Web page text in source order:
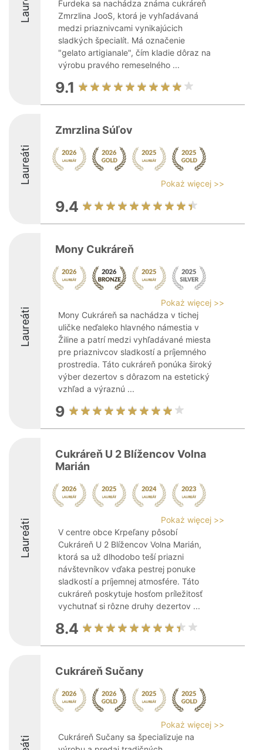
Furdeka sa nachádza známa cukráreň
Zmrzlina JooS, ktorá je vyhľadávaná
medzi priaznivcami vynikajúcich
sladkých špecialít. Má označenie
"gelato artigianale", čím kladie dôraz na
výrobu pravého remeselného ...
9.1
Laureáti
Zmrzlina Súľov
Pokaż więcej >>
9.4
Laureáti
Mony Cukráreň
Pokaż więcej >>
Mony Cukráreň sa nachádza v tichej
uličke neďaleko hlavného námestia v
Žiline a patrí medzi vyhľadávané miesta
pre priaznivcov sladkostí a príjemného
prostredia. Táto cukráreň ponúka široký
výber dezertov s dôrazom na estetický
vzhľad a výraznú ...
9
Laureáti
Cukráreň U 2 Blížencov Volna
Marián
Pokaż więcej >>
V centre obce Krpeľany pôsobí
Cukráreň U 2 Blížencov Volna Marián,
ktorá sa už dlhodobo teší priazni
návštevníkov vďaka pestrej ponuke
sladkostí a príjemnej atmosfére. Táto
cukráreň poskytuje hosťom príležitosť
vychutnať si rôzne druhy dezertov ...
8.4
Cukráreň Sučany
Pokaż więcej >>
Cukráreň Sučany sa špecializuje na